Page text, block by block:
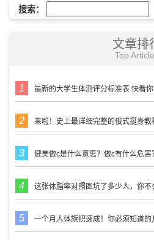
搜索：
文章排
Top
最新的大学生体测评分标准表 快看
来啦！史上最详细完整的俄式挺身教
健美做c是什么意思？做c有什么危害
这张体脂率对照图坑了多少人，你
一个月人体旗帜速成！你必须知道的